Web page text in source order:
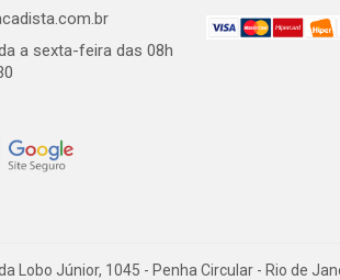
a sexta-feira das 08h
Lobo Júnior, 1045 - Penha Circular - Rio de